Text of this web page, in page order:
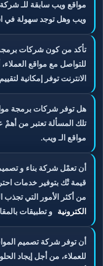
مواقع ويب سابقة للـ
ويب وهل توجد سهولة في
تأكد من كون شركات
للتواصل مع مواقع
الانترنت توفر إمكانية
هل توفر شركات برمجة
تلك المسألة تعتبر من أهمْ
مواقع الـ ويب.
أن تعمْل شركة بناء و
قيمة تْك بتوفير خدمات
من أكثر الأمور التي تجذب
الكترونية
و تطبيقات
أن توفر شركة تصميم
للعملاء، من أجل إيجاد